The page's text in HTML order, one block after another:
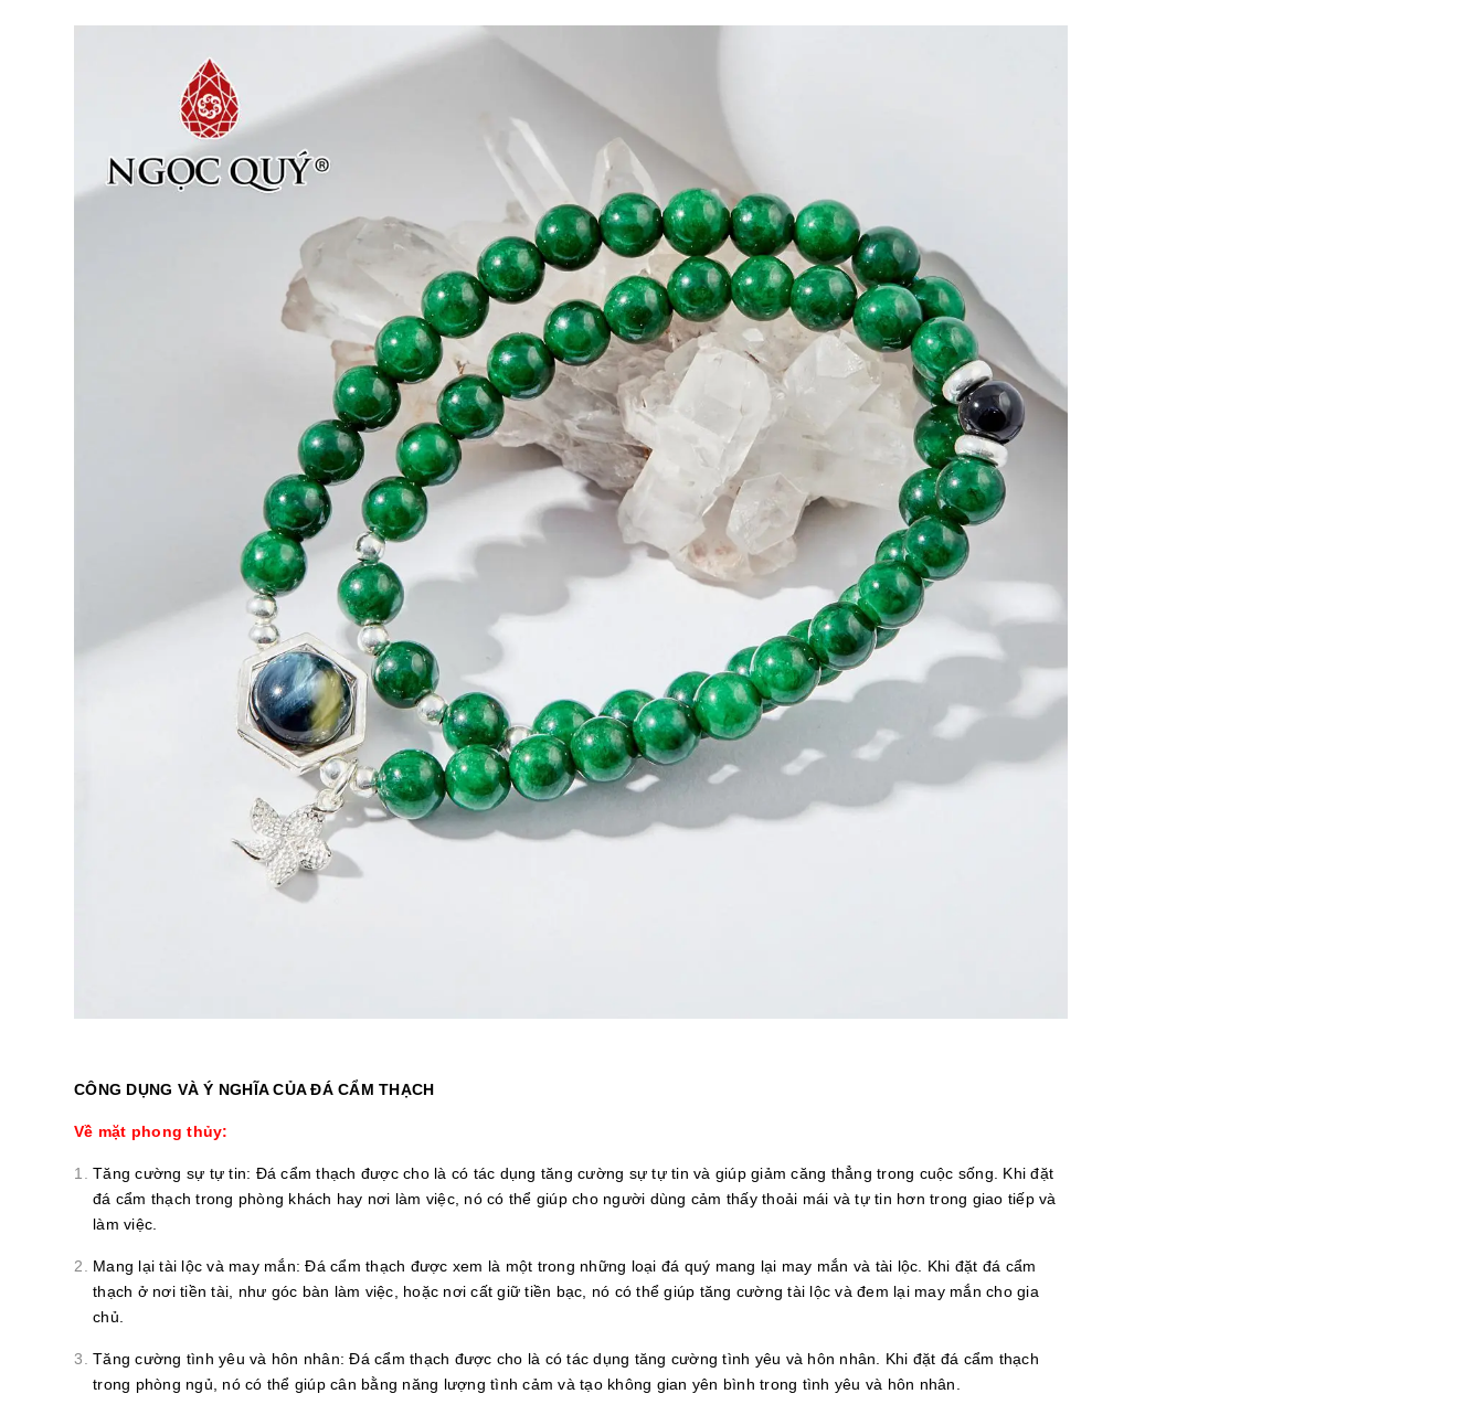
CÔNG DỤNG VÀ Ý NGHĨA CỦA ĐÁ CẨM THẠCH
Về mặt phong thủy:
Tăng cường sự tự tin: Đá cẩm thạch được cho là có tác dụng tăng cường sự tự tin và giúp giảm căng thẳng trong cuộc sống. Khi đặt
đá cẩm thạch trong phòng khách hay nơi làm việc, nó có thể giúp cho người dùng cảm thấy thoải mái và tự tin hơn trong giao tiếp và
làm việc.
Mang lại tài lộc và may mắn: Đá cẩm thạch được xem là một trong những loại đá quý mang lại may mắn và tài lộc. Khi đặt đá cẩm
thạch ở nơi tiền tài, như góc bàn làm việc, hoặc nơi cất giữ tiền bạc, nó có thể giúp tăng cường tài lộc và đem lại may mắn cho gia
chủ.
Tăng cường tình yêu và hôn nhân: Đá cẩm thạch được cho là có tác dụng tăng cường tình yêu và hôn nhân. Khi đặt đá cẩm thạch
trong phòng ngủ, nó có thể giúp cân bằng năng lượng tình cảm và tạo không gian yên bình trong tình yêu và hôn nhân.